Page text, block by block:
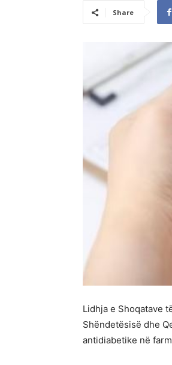
Share
Lidhja e Shoqatave
Shëndetësisë dhe
antidiabetike në